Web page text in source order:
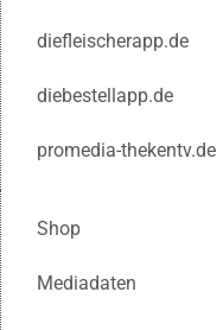
diefleischerapp.de
diebestellapp.de
promedia-thekentv.de
Shop
Mediadaten